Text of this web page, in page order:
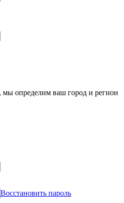
мы определим ваш город и регион
Восстановить пароль